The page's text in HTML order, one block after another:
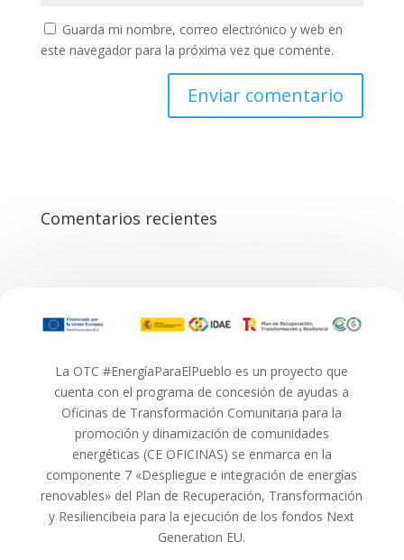
Guarda mi nombre, correo electrónico y web en
este navegador para la próxima vez que comente.
Comentarios recientes
La OTC #EnergíaParaElPueblo es un proyecto que
cuenta con el programa de concesión de ayudas a
Oficinas de Transformación Comunitaria para la
promoción y dinamización de comunidades
energéticas (CE OFICINAS) se enmarca en la
componente 7 «Despliegue e integración de energías
renovables» del Plan de Recuperación, Transformación
y Resiliencibeia para la ejecución de los fondos Next
Generation EU.